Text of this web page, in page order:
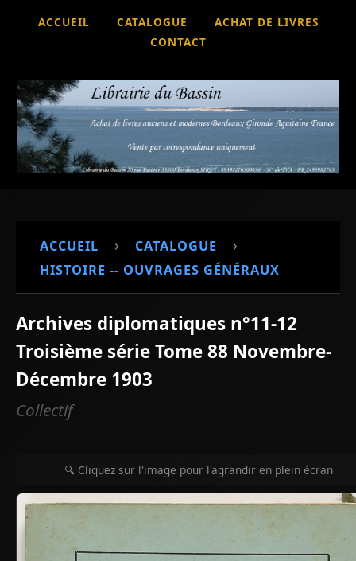
ACCUEIL CATALOGUE
ACHAT DE LIVRES
CONTACT
ACCUEIL › CATALOGUE ›
HISTOIRE -- OUVRAGES GÉNÉRAUX
Archives diplomatiques n°11-12
Troisième série Tome 88 Novembre-
Décembre 1903
Collectif
🔍 Cliquez sur l'image pour l'agrandir en plein écran